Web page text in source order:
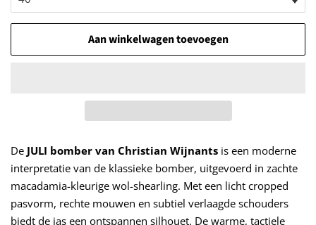
Aan winkelwagen toevoegen
De JULI bomber van Christian Wijnants is een moderne
interpretatie van de klassieke bomber, uitgevoerd in zachte
macadamia-kleurige wol-shearling. Met een licht cropped
pasvorm, rechte mouwen en subtiel verlaagde schouders
biedt de jas een ontspannen silhouet. De warme, tactiele